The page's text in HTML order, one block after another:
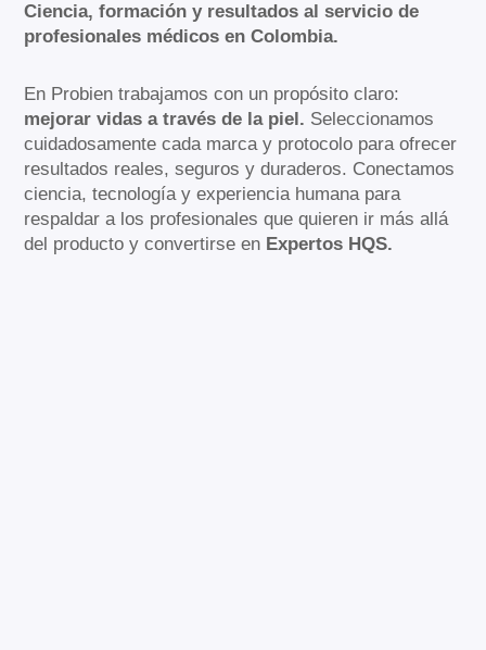
Ciencia, formación y resultados al servicio de
profesionales médicos en Colombia.
En Probien trabajamos con un propósito claro:
mejorar vidas a través de la piel. Seleccionamos
cuidadosamente cada marca y protocolo para ofrecer
resultados reales, seguros y duraderos. Conectamos
ciencia, tecnología y experiencia humana para
respaldar a los profesionales que quieren ir más allá
del producto y convertirse en Expertos HQS.